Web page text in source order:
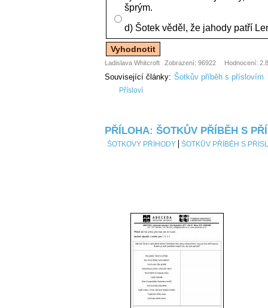
šprým.
d) Šotek věděl, že jahody patří
Ladislava Whitcroft Zobrazení: 96922 Hodnocení:
Související články: Šotkův příběh s příslovím
Přísloví
PŘÍLOHA: ŠOTKŮV PŘÍBĚH S
ŠOTKOVY PŘÍHODY ŠOTKŮV PŘÍBĚH S